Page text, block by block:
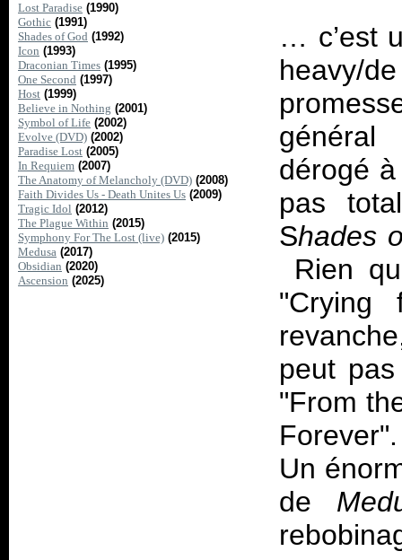
Lost Paradise (1990)
Gothic (1991)
Shades of God (1992)
Icon (1993)
Draconian Times (1995)
One Second (1997)
Host (1999)
Believe in Nothing (2001)
Symbol of Life (2002)
Evolve (DVD) (2002)
Paradise Lost (2005)
In Requiem (2007)
The Anatomy of Melancholy (DVD) (2008)
Faith Divides Us - Death Unites Us (2009)
Tragic Idol (2012)
The Plague Within (2015)
Symphony For The Lost (live) (2015)
Medusa (2017)
Obsidian (2020)
Ascension (2025)
… c’est
heavy/
général
dérogé
pas
Shades
Rien
peut
"From
Un
de